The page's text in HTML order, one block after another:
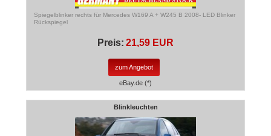
Spiegelblinker rechts für Mercedes W169 A + W245 B 2008- LED Blinker
Rückspiegel
Preis: 21,59 EUR
zum Angebot
eBay.de (*)
Blinkleuchten